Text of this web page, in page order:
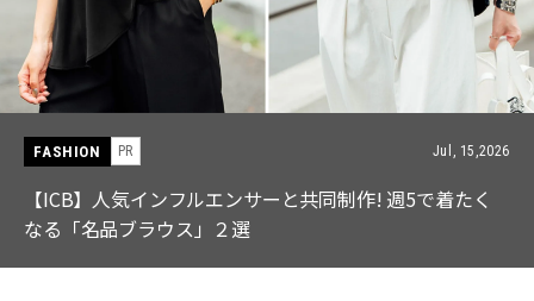
FASHION PR Jul, 15,2026
【ICB】人気インフルエンサーと共同制作! 週5で着たく
なる「名品ブラウス」２選